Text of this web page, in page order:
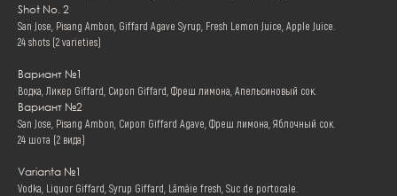
Shot No. 2
San Jose, Pisang Ambon, Giffard Agave Syrup, Fresh Lemon Juice, Apple Juice.
24 shots (2 varieties)
Вариант №1
Водка, Ликер Giffard, Сироп Giffard, Фреш лимона, Апельсиновый сок.
Вариант №2
San Jose, Pisang Ambon, Сироп Giffard Agave, Фреш лимона, Яблочный сок.
24 шота (2 вида)
Varianta №1
Vodka, Liquor Giffard, Syrup Giffard, Lămâie fresh, Suc de portocale.